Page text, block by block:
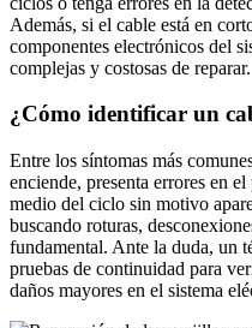
Además, si el cable está en
componentes electrónicos del
complejas y costosas de reparar.
¿Cómo identificar un
Entre los síntomas más
enciende, presenta errores en
medio del ciclo sin motivo
buscando roturas,
fundamental. Ante la duda, un
pruebas de continuidad para
daños mayores en el sistema